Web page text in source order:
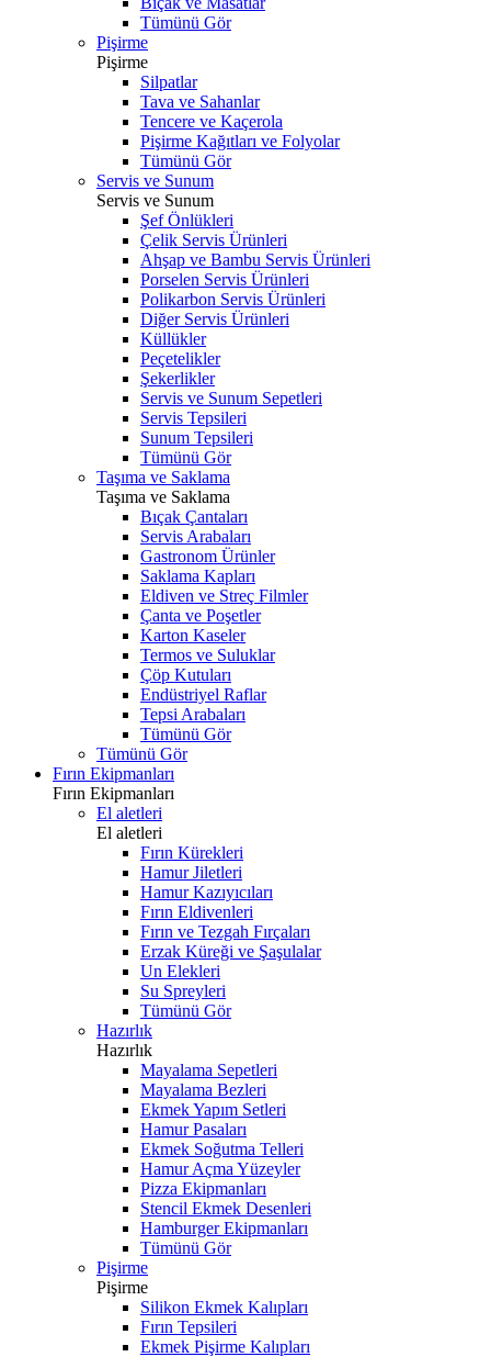
Tümünü Gör
Pişirme
Pişirme
Silpatlar
Tava ve Sahanlar
Tencere ve Kaçerola
Pişirme Kağıtları ve Folyolar
Tümünü Gör
Servis ve Sunum
Servis ve Sunum
Şef Önlükleri
Çelik Servis Ürünleri
Ahşap ve Bambu Servis Ürünleri
Porselen Servis Ürünleri
Polikarbon Servis Ürünleri
Diğer Servis Ürünleri
Küllükler
Peçetelikler
Şekerlikler
Servis ve Sunum Sepetleri
Servis Tepsileri
Sunum Tepsileri
Tümünü Gör
Taşıma ve Saklama
Taşıma ve Saklama
Bıçak Çantaları
Servis Arabaları
Gastronom Ürünler
Saklama Kapları
Eldiven ve Streç Filmler
Çanta ve Poşetler
Karton Kaseler
Termos ve Suluklar
Çöp Kutuları
Endüstriyel Raflar
Tepsi Arabaları
Tümünü Gör
Tümünü Gör
Fırın Ekipmanları
Fırın Ekipmanları
El aletleri
El aletleri
Fırın Kürekleri
Hamur Jiletleri
Hamur Kazıyıcıları
Fırın Eldivenleri
Fırın ve Tezgah Fırçaları
Erzak Küreği ve Şaşulalar
Un Elekleri
Su Spreyleri
Tümünü Gör
Hazırlık
Hazırlık
Mayalama Sepetleri
Mayalama Bezleri
Ekmek Yapım Setleri
Hamur Pasaları
Ekmek Soğutma Telleri
Hamur Açma Yüzeyler
Pizza Ekipmanları
Stencil Ekmek Desenleri
Hamburger Ekipmanları
Tümünü Gör
Pişirme
Pişirme
Silikon Ekmek Kalıpları
Fırın Tepsileri
Ekmek Pişirme Kalıpları